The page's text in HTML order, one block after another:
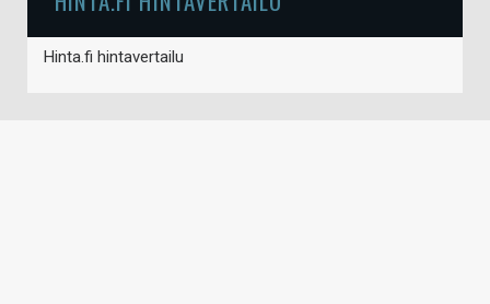
Hinta.fi hintavertailu